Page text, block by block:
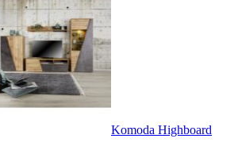
Komoda Highboard